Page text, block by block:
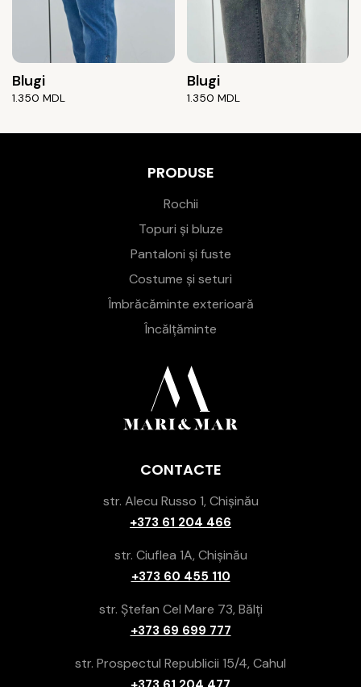
Blugi
1.350 MDL
Blugi
1.350 MDL
PRODUSE
Rochii
Topuri și bluze
Pantaloni și fuste
Costume și seturi
Îmbrăcăminte exterioară
Încălțăminte
CONTACTE
str. Alecu Russo 1, Chișinău
+373 61 204 466
str. Ciuflea 1A, Chișinău
+373 60 455 110
str. Ștefan Cel Mare 73, Bălți
+373 69 699 777
str. Prospectul Republicii 15/4, Cahul